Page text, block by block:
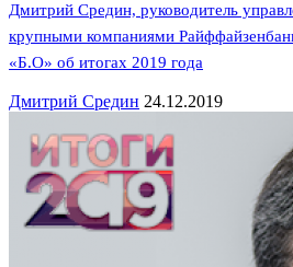
Дмитрий Средин, руководитель
крупными компаниями
«Б.О» об итогах 2019 года
Дмитрий Средин 24.12.2019